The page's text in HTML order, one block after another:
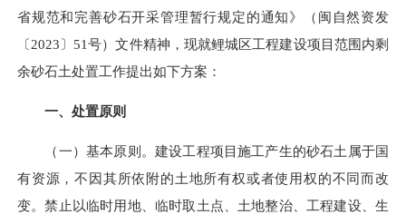
省规范和完善砂石开采管理暂行规定的通知》（闽自然资发
〔2023〕51号）文件精神，现就鲤城区工程建设项目范围内剩
余砂石土处置工作提出如下方案：
一、处置原则
（一）基本原则。建设工程项目施工产生的砂石土属于国
有资源，不因其所依附的土地所有权或者使用权的不同而改
变。禁止以临时用地、临时取土点、土地整治、工程建设、生